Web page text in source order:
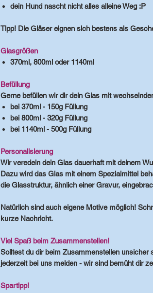
dein Hund nascht nicht alles alleine Weg :P
Tipp! Die Gläser eignen sich bestens als
Glasgrößen
370ml, 800ml oder 1140ml
Befüllung
Gerne befüllen wir dir dein Glas mit
bei 370ml - 150g Füllung
bei 800ml - 320g Füllung
bei 1140ml - 500g Füllung
Personalisierung
Wirveredeln dein Glas dauerhaft mit deinem
Dazu wird das Glas mit einem Spezialmittel
die Glasstruktur, ähnlich einer Gravur,
Natürlich sind auch eigene Motivemöglich!
kurze Nachricht.
Viel Spaß beim Zusammenstellen!
Solltest du dir beim Zusammenstellen unsicher
jederzeit bei uns melden - wir sind bemüht dir
Spartipp!